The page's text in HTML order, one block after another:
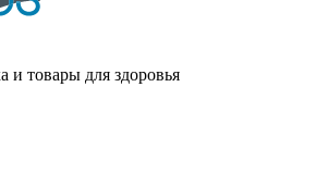
и товары для здоровья